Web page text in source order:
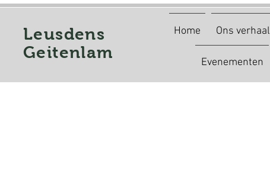
Leusdens
Geitenlam
Home Ons verhaal
Evenementen